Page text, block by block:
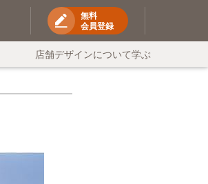
無料
会員登録
店舗デザインについて学ぶ